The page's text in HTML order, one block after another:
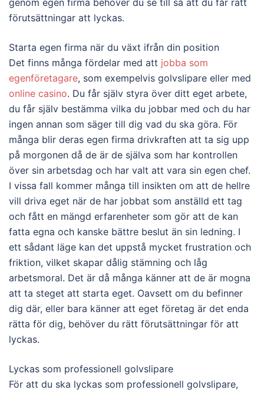
genom egen firma behöver du se till så att du får rätt
förutsättningar att lyckas.
Starta egen firma när du växt ifrån din position
Det finns många fördelar med att jobba som
egenföretagare, som exempelvis golvslipare eller med
online casino. Du får själv styra över ditt eget arbete,
du får själv bestämma vilka du jobbar med och du har
ingen annan som säger till dig vad du ska göra. För
många blir deras egen firma drivkraften att ta sig upp
på morgonen då de är de själva som har kontrollen
över sin arbetsdag och har valt att vara sin egen chef.
I vissa fall kommer många till insikten om att de hellre
vill driva eget när de har jobbat som anställd ett tag
och fått en mängd erfarenheter som gör att de kan
fatta egna och kanske bättre beslut än sin ledning. I
ett sådant läge kan det uppstå mycket frustration och
friktion, vilket skapar dålig stämning och låg
arbetsmoral. Det är då många känner att de är mogna
att ta steget att starta eget. Oavsett om du befinner
dig där, eller bara känner att eget företag är det enda
rätta för dig, behöver du rätt förutsättningar för att
lyckas.
Lyckas som professionell golvslipare
För att du ska lyckas som professionell golvslipare,